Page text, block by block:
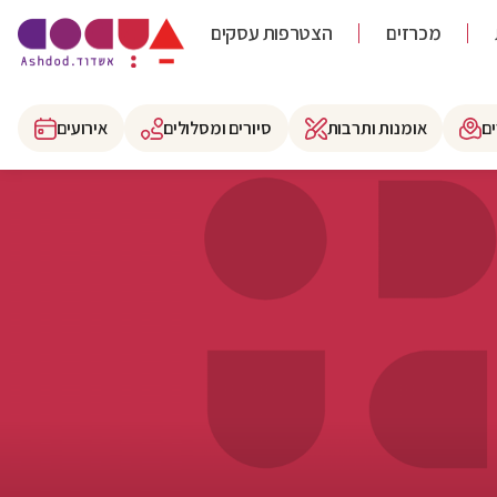
הצטרפות עסקים מכרזים
אירועים סיורים ומסלולים אומנות ותרבות